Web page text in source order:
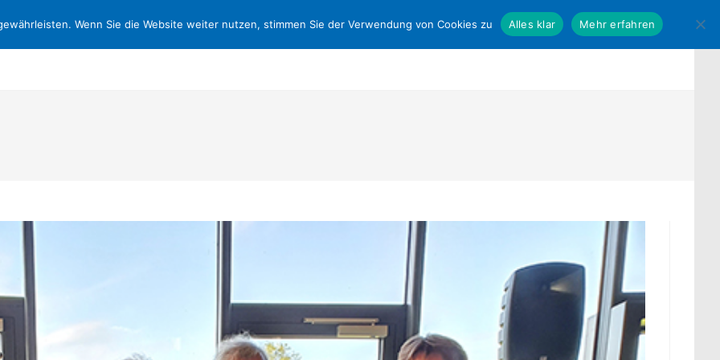
Wenn Sie die Website weiter nutzen, stimmen Sie der Verwendung von Cookies zu Alles klar Mehr erfahren